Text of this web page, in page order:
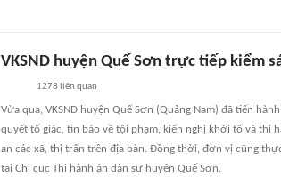
VKSND huyện Quế Sơn trực tiếp kiểm
1278 liên quan
Vừa qua, VKSND huyện Quế Sơn (Quảng Nam) đã tiến
quyết tố giác, tin báo về tội phạm, kiến nghị khởi tố và thi
an các xã, thị trấn trên địa bàn. Đồng thời, đơn vị cũng
tại Chi cục Thi hành án dân sự huyện Quế Sơn.